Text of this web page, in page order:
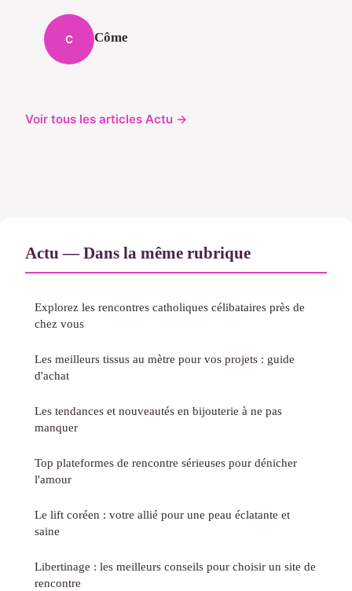
C Côme
Voir tous les articles Actu →
Actu — Dans la même rubrique
Explorez les rencontres catholiques célibataires près de
chez vous
Les meilleurs tissus au mètre pour vos projets : guide
d'achat
Les tendances et nouveautés en bijouterie à ne pas
manquer
Top plateformes de rencontre sérieuses pour dénicher
l'amour
Le lift coréen : votre allié pour une peau éclatante et
saine
Libertinage : les meilleurs conseils pour choisir un site de
rencontre